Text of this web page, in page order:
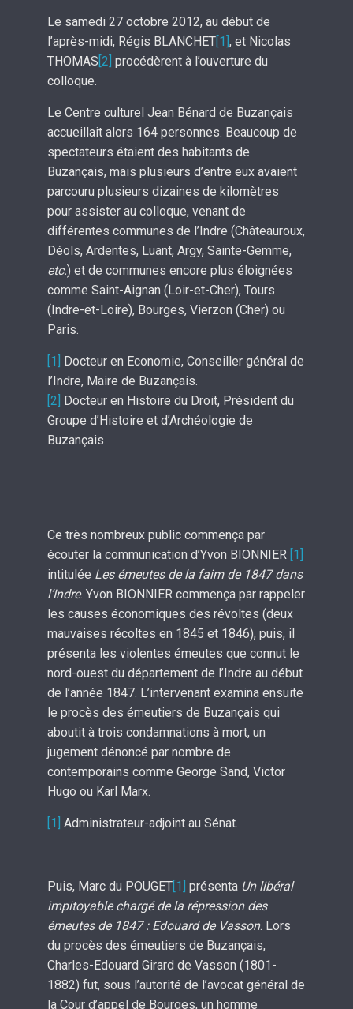
Le samedi 27 octobre 2012, au début de
l’après-midi, Régis BLANCHET [1] , et Nicolas
THOMAS [2] procédèrent à l’ouverture du
colloque.
Le Centre culturel Jean Bénard de Buzançais
accueillait alors 164 personnes. Beaucoup de
spectateurs étaient des habitants de
Buzançais, mais plusieurs d’entre eux avaient
parcouru plusieurs dizaines de kilomètres
pour assister au colloque, venant de
différentes communes de l’Indre (Châteauroux,
Déols, Ardentes, Luant, Argy, Sainte-Gemme,
etc.) et de communes encore plus éloignées
comme Saint-Aignan (Loir-et-Cher), Tours
(Indre-et-Loire), Bourges, Vierzon (Cher) ou
Paris.
[1]
Docteur en Economie, Conseiller général de
l’Indre, Maire de Buzançais.
[2]
Docteur en Histoire du Droit, Président du
Groupe d’Histoire et d’Archéologie de
Buzançais
Ce très nombreux public commença par
écouter la communication d’Yvon BIONNIER [1]
intitulée Les émeutes de la faim de 1847 dans
l’Indre. Yvon BIONNIER commença par rappeler
les causes économiques des révoltes (deux
mauvaises récoltes en 1845 et 1846), puis, il
présenta les violentes émeutes que connut le
nord-ouest du département de l’Indre au début
de l’année 1847. L’intervenant examina ensuite
le procès des émeutiers de Buzançais qui
aboutit à trois condamnations à mort, un
jugement dénoncé par nombre de
contemporains comme George Sand, Victor
Hugo ou Karl Marx.
[1] Administrateur-adjoint au Sénat.
Puis, Marc du POUGET [1] présenta Un libéral
impitoyable chargé de la répression des
émeutes de 1847 : Edouard de Vasson. Lors
du procès des émeutiers de Buzançais,
Charles-Edouard Girard de Vasson (1801-
1882) fut, sous l’autorité de l’avocat général de
la Cour d’appel de Bourges, un homme